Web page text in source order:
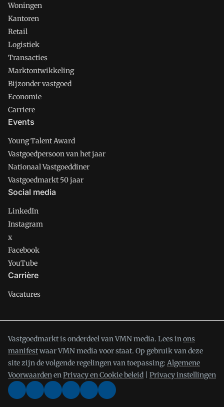
Woningen
Kantoren
Retail
Logistiek
Transacties
Marktontwikkeling
Bijzonder vastgoed
Economie
Carriere
Events
Young Talent Award
Vastgoedpersoon van het jaar
Nationaal Vastgoeddiner
Vastgoedmarkt 50 jaar
Social media
LinkedIn
Instagram
x
Facebook
YouTube
Carrière
Vacatures
Vastgoedmarkt is onderdeel van VMN media. Lees inons
manifestwaar VMN media voor staat. Op gebruik van deze
site zijn de volgende regelingen van toepassing: Algemene
VoorwaardenenPrivacy en Cookie beleid Privacy instellingen